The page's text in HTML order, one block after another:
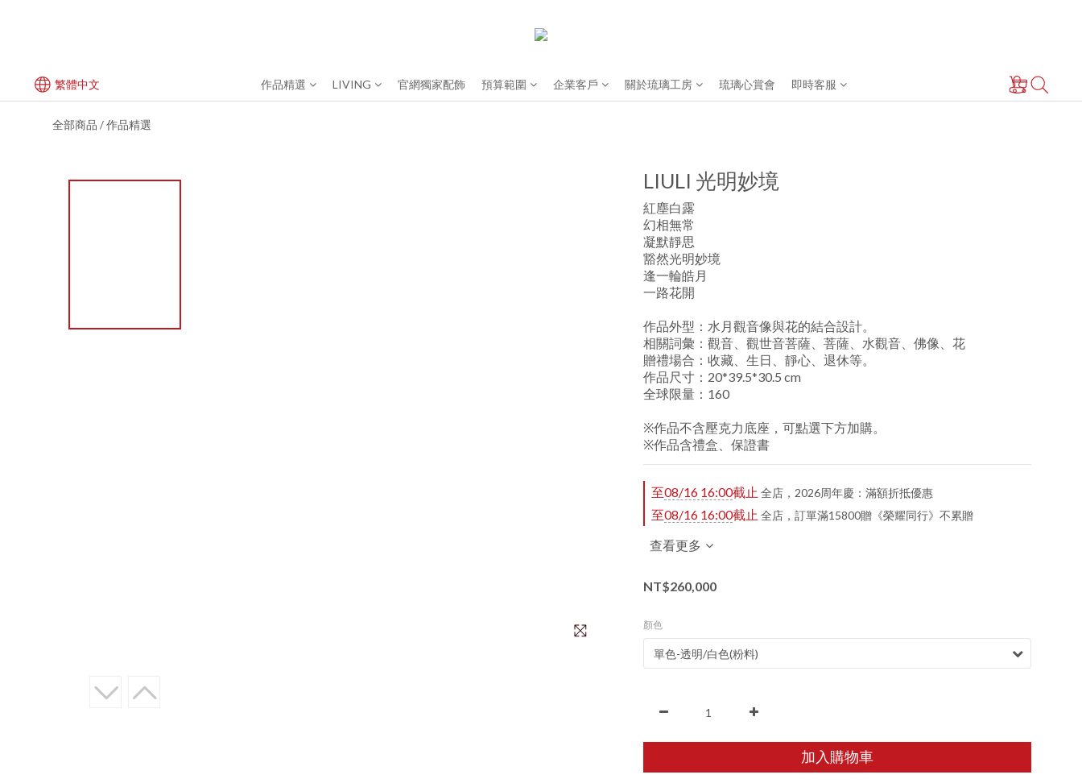
繁體中文 作品精選 LIVING 官網獨家配飾 預算範圍 企業客戶 關於琉璃工房 琉璃心賞會 即時客服
全部商品 /作品精選
LIULI 光明妙境
紅塵白露
幻相無常
凝默靜思
豁然光明妙境
逢一輪皓月
一路花開
作品外型：水月觀音像與花的結合設計。
相關詞彙：觀音、觀世音菩薩、菩薩、水觀音、佛像、花
贈禮場合：收藏、生日、靜心、退休等。
作品尺寸：20*39.5*30.5 cm
全球限量：160
※作品不含壓克力底座，可點選下方加購。
※作品含禮盒、保證書
至08/16 16:00截止 全店，2026周年慶：滿額折抵優惠
至08/16 16:00截止 全店，訂單滿15800贈《榮耀同行》不累贈
查看更多
NT$260,000
顏色
加入購物車